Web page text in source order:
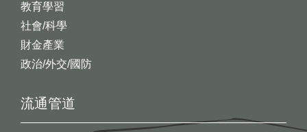
教育學習
社會/科學
財金產業
政治/外交/國防
流通管道